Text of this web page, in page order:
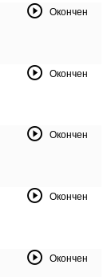
Окончен
Окончен
Окончен
Окончен
Окончен